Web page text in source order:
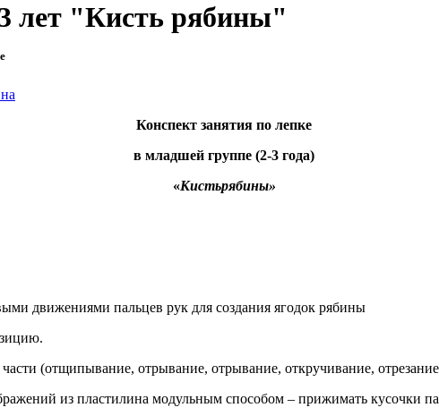
3 лет "Кисть рябины"
Конспект занятия по лепке
в младшей группе (2-3 года)
«Кистьрябины»
движениями пальцев рук для создания ягодок рябины
(отщипывание, отрывание, отрывание, откручивание, отрезание
из пластилина модульным способом – прижимать кусочки